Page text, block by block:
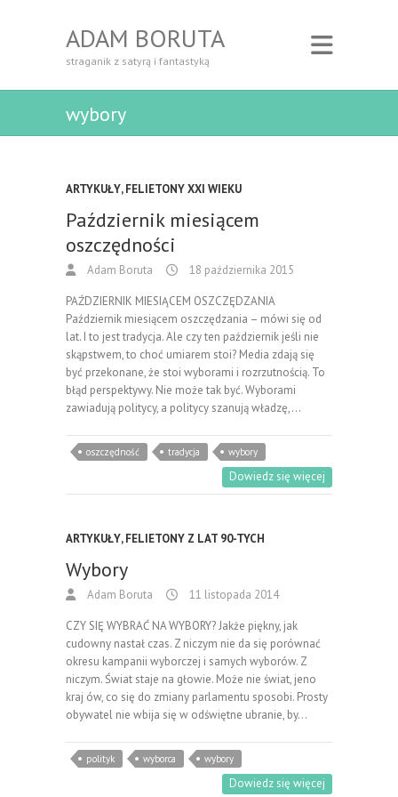
ADAM BORUTA
straganik z satyrą i fantastyką
wybory
ARTYKUŁY,FELIETONY XXI WIEKU
Październik miesiącem
oszczędności
Adam Boruta 18 października 2015
PAŹDZIERNIK MIESIĄCEM OSZCZĘDZANIA
Październik miesiącem oszczędzania – mówi się od
lat. I to jest tradycja. Ale czy ten październik jeśli nie
skąpstwem, to choć umiarem stoi? Media zdają się
być przekonane, że stoi wyborami i rozrzutnością. To
błąd perspektywy. Nie może tak być. Wyborami
zawiadują politycy, a politycy szanują władzę,…
oszczędność tradycja wybory
Dowiedz się więcej
ARTYKUŁY,FELIETONY Z LAT 90-TYCH
Wybory
Adam Boruta 11 listopada 2014
CZY SIĘ WYBRAĆ NA WYBORY? Jakże piękny, jak
cudowny nastał czas. Z niczym nie da się porównać
okresu kampanii wyborczej i samych wyborów. Z
niczym. Świat staje na głowie. Może nie świat, jeno
kraj ów, co się do zmiany parlamentu sposobi. Prosty
obywatel nie wbija się w odświętne ubranie, by…
polityk wyborca wybory
Dowiedz się więcej